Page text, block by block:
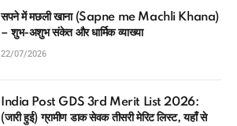
सपने में मछली खाना (Sapne me Machli Khana)
– शुभ-अशुभ संकेत और धार्मिक व्याख्या
22/07/2026
India Post GDS 3rd Merit List 2026:
(जारी हुई) ग्रामीण डाक सेवक तीसरी मेरिट लिस्ट, यहाँ से